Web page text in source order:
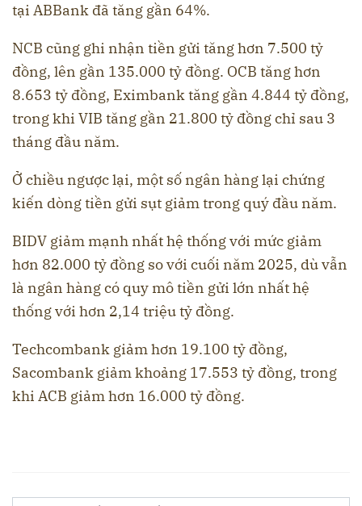
tại ABBank đã tăng gần 64%.
NCB cũng ghi nhận tiền gửi tăng hơn 7.500 tỷ
đồng, lên gần 135.000 tỷ đồng. OCB tăng hơn
8.653 tỷ đồng, Eximbank tăng gần 4.844 tỷ đồng,
trong khi VIB tăng gần 21.800 tỷ đồng chỉ sau 3
tháng đầu năm.
Ở chiều ngược lại, một số ngân hàng lại chứng
kiến dòng tiền gửi sụt giảm trong quý đầu năm.
BIDV giảm mạnh nhất hệ thống với mức giảm
hơn 82.000 tỷ đồng so với cuối năm 2025, dù vẫn
là ngân hàng có quy mô tiền gửi lớn nhất hệ
thống với hơn 2,14 triệu tỷ đồng.
Techcombank giảm hơn 19.100 tỷ đồng,
Sacombank giảm khoảng 17.553 tỷ đồng, trong
khi ACB giảm hơn 16.000 tỷ đồng.